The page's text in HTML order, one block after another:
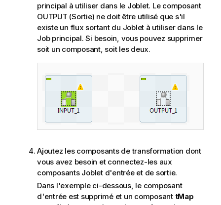
principal à utiliser dans le Joblet. Le composant
OUTPUT (Sortie) ne doit être utilisé que s'il
existe un flux sortant du Joblet à utiliser dans le
Job principal. Si besoin, vous pouvez supprimer
soit un composant, soit les deux.
Ajoutez les composants de transformation dont
vous avez besoin et connectez-les aux
composants Joblet d'entrée et de sortie.
Dans l'exemple ci-dessous, le composant
d'entrée est supprimé et un composant tMap